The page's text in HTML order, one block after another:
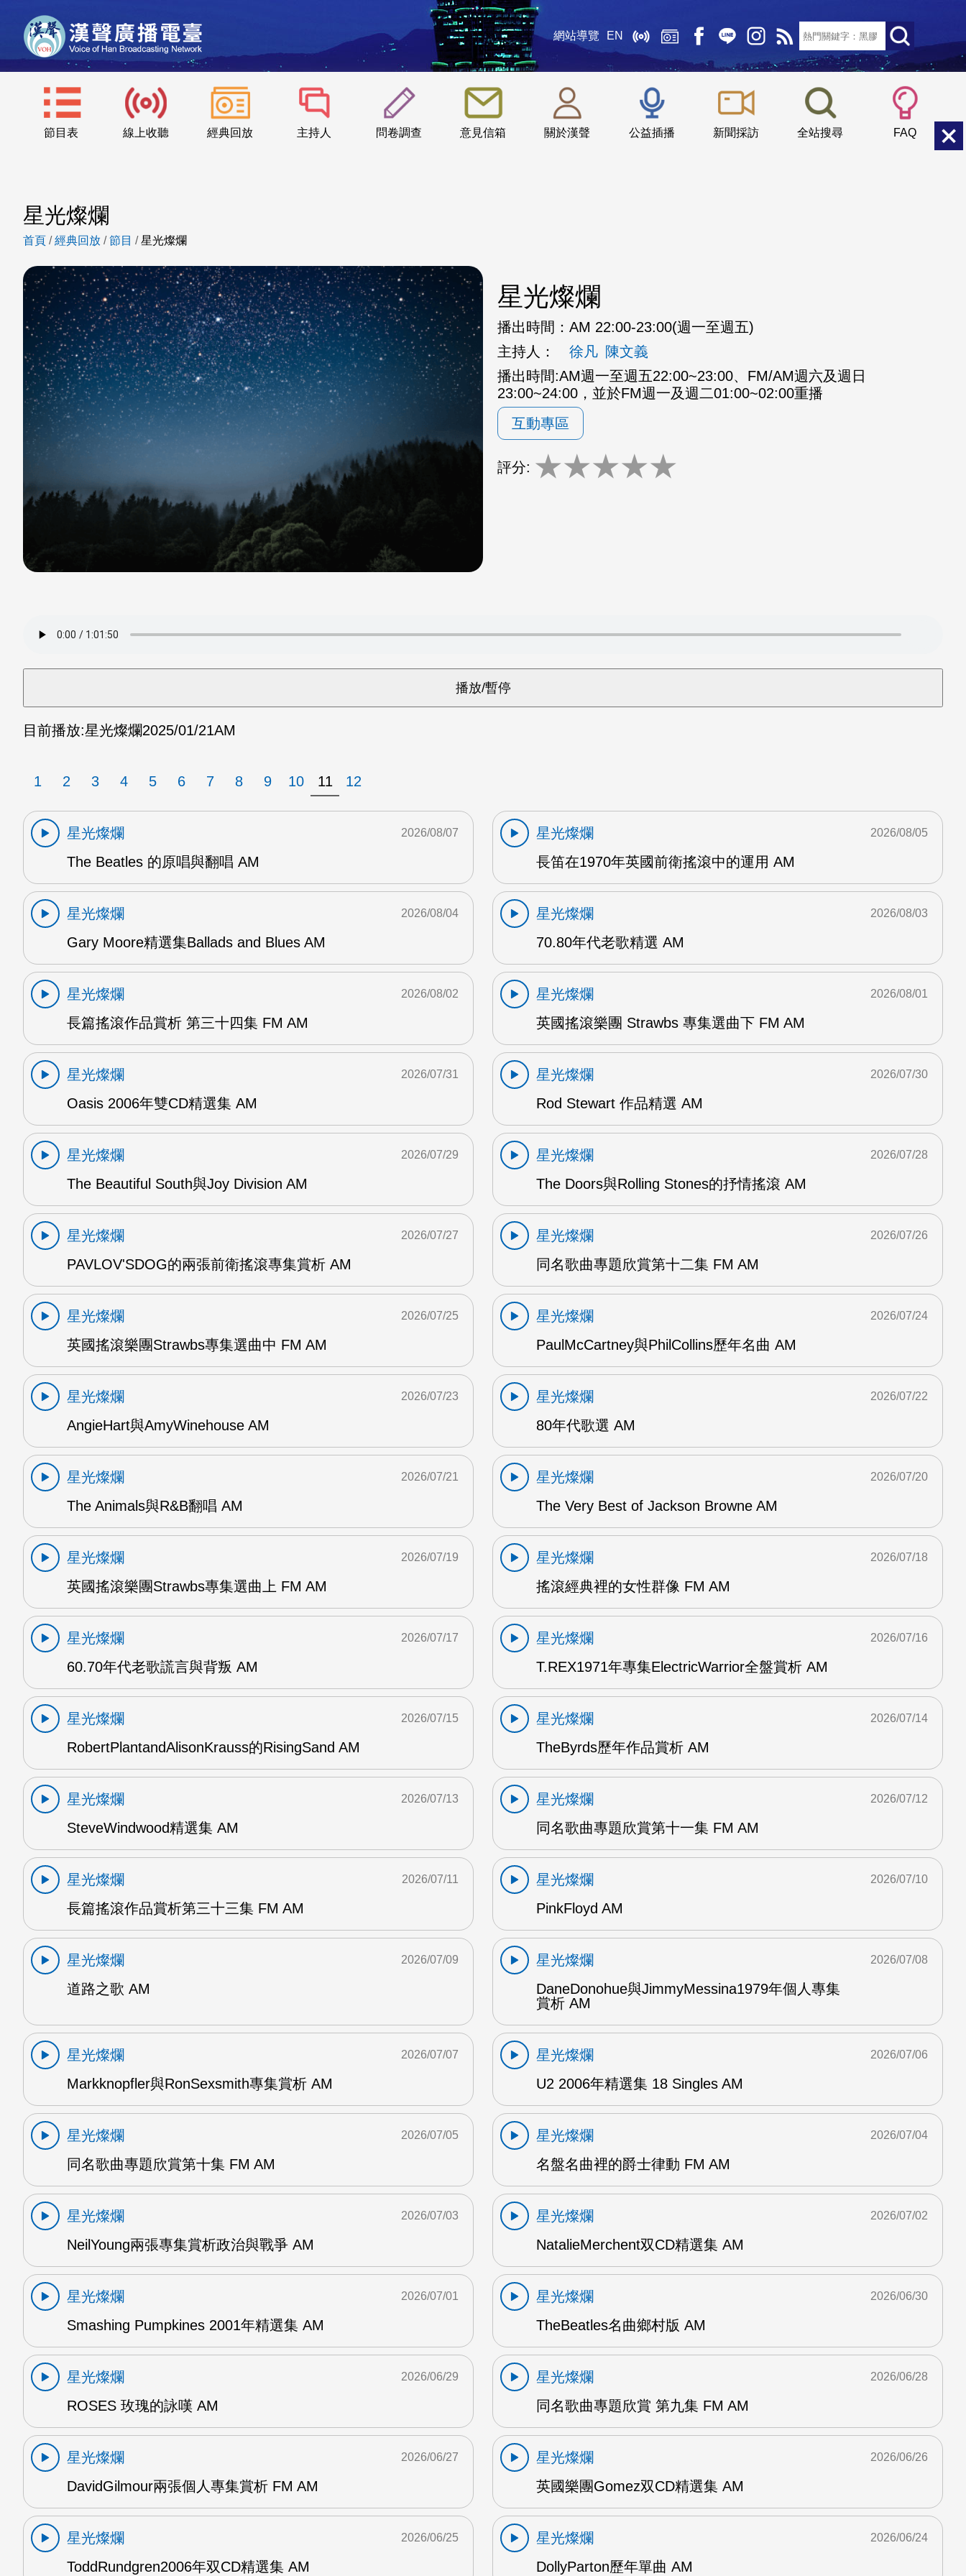
網站導覽 EN
節目表 線上收聽 經典回放 主持人 問卷調查 意見信箱 關於漢聲 公益插播 新聞採訪 全站搜尋 FAQ
::: 小 中
星光燦爛
首頁 /經典回放 /節目 /星光燦爛
星光燦爛
播出時間： AM 22:00-23:00(週一至週五)
主持人：
徐凡 陳文義
播出時間:AM週一至週五22:00~23:00、FM/AM週六及週日
23:00~24:00，並於FM週一及週二01:00~02:00重播
互動專區
評分: ★★★★★
目前播放:星光燦爛2025/01/21AM
1 2 3 4 5 6 7 8 9 10 11 12
星光燦爛
The Beatles 的原唱與翻唱 AM
2026/08/07
星光燦爛
長笛在1970年英國前衛搖滾中的運用 AM
2026/08/05
星光燦爛
Gary Moore精選集Ballads and Blues AM
2026/08/04
星光燦爛
70.80年代老歌精選 AM
2026/08/03
星光燦爛
長篇搖滾作品賞析 第三十四集 FM AM
2026/08/02
星光燦爛
英國搖滾樂團 Strawbs 專集選曲下 FM AM
2026/08/01
星光燦爛
Oasis 2006年雙CD精選集 AM
2026/07/31
星光燦爛
Rod Stewart 作品精選 AM
2026/07/30
星光燦爛
The Beautiful South與Joy Division AM
2026/07/29
星光燦爛
The Doors與Rolling Stones的抒情搖滾 AM
2026/07/28
星光燦爛
PAVLOV'SDOG的兩張前衛搖滾專集賞析 AM
2026/07/27
星光燦爛
同名歌曲專題欣賞第十二集 FM AM
2026/07/26
星光燦爛
英國搖滾樂團Strawbs專集選曲中 FM AM
2026/07/25
星光燦爛
PaulMcCartney與PhilCollins歷年名曲 AM
2026/07/24
星光燦爛
AngieHart與AmyWinehouse AM
2026/07/23
星光燦爛
80年代歌選 AM
2026/07/22
星光燦爛
The Animals與R&B翻唱 AM
2026/07/21
星光燦爛
The Very Best of Jackson Browne AM
2026/07/20
星光燦爛
英國搖滾樂團Strawbs專集選曲上 FM AM
2026/07/19
星光燦爛
搖滾經典裡的女性群像 FM AM
2026/07/18
星光燦爛
60.70年代老歌謊言與背叛 AM
2026/07/17
星光燦爛
T.REX1971年專集ElectricWarrior全盤賞析 AM
2026/07/16
星光燦爛
RobertPlantandAlisonKrauss的RisingSand AM
2026/07/15
星光燦爛
TheByrds歷年作品賞析 AM
2026/07/14
星光燦爛
SteveWindwood精選集 AM
2026/07/13
星光燦爛
同名歌曲專題欣賞第十一集 FM AM
2026/07/12
星光燦爛
長篇搖滾作品賞析第三十三集 FM AM
2026/07/11
星光燦爛
PinkFloyd AM
2026/07/10
星光燦爛
道路之歌 AM
2026/07/09
星光燦爛
DaneDonohue與JimmyMessina1979年個人專集
賞析 AM
2026/07/08
星光燦爛
Markknopfler與RonSexsmith專集賞析 AM
2026/07/07
星光燦爛
U2 2006年精選集 18 Singles AM
2026/07/06
星光燦爛
同名歌曲專題欣賞第十集 FM AM
2026/07/05
星光燦爛
名盤名曲裡的爵士律動 FM AM
2026/07/04
星光燦爛
NeilYoung兩張專集賞析政治與戰爭 AM
2026/07/03
星光燦爛
NatalieMerchent双CD精選集 AM
2026/07/02
星光燦爛
Smashing Pumpkines 2001年精選集 AM
2026/07/01
星光燦爛
TheBeatles名曲鄉村版 AM
2026/06/30
星光燦爛
ROSES 玫瑰的詠嘆 AM
2026/06/29
星光燦爛
同名歌曲專題欣賞 第九集 FM AM
2026/06/28
星光燦爛
DavidGilmour兩張個人專集賞析 FM AM
2026/06/27
星光燦爛
英國樂團Gomez双CD精選集 AM
2026/06/26
星光燦爛
ToddRundgren2006年双CD精選集 AM
2026/06/25
星光燦爛
DollyParton歷年單曲 AM
2026/06/24